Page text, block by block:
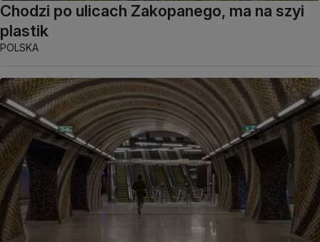
Chodzi po ulicach Zakopanego, ma na szyi
plastik
POLSKA